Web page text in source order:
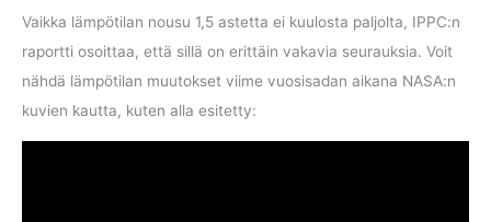
Vaikka lämpötilan nousu 1,5 astetta ei kuulosta paljolta, IPPC:n
raportti osoittaa, että sillä on erittäin vakavia seurauksia. Voit
nähdä lämpötilan muutokset viime vuosisadan aikana NASA:n
kuvien kautta, kuten alla esitetty: